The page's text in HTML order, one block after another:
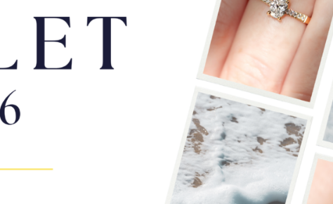
la bague Nova éblouit
griffes. Un écrin de 16
DETAILS
Pierre de